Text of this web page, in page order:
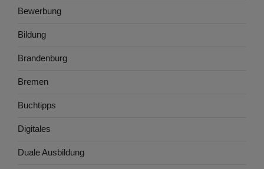
Bewerbung
Bildung
Brandenburg
Bremen
Buchtipps
Digitales
Duale Ausbildung